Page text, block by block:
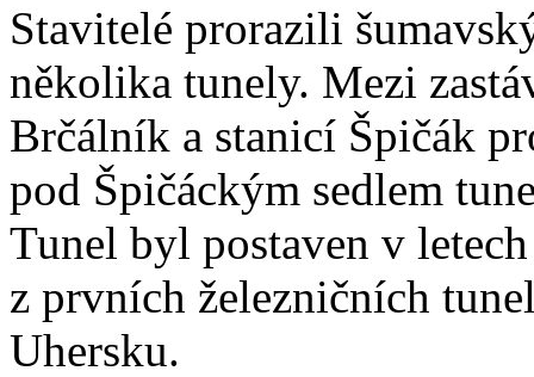
Stavitelé prorazili
několika tunely. Mezi
Brčálník a stanicí Špičák
pod Špičáckým sedlem
Tunel byl postaven v
z prvních železničních
Uhersku.